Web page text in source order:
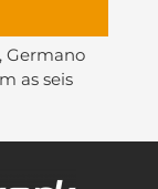
Germano
as seis